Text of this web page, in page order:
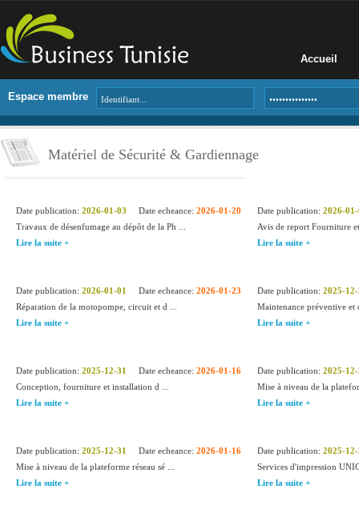
Accueil
Espace membre
Matériel de Sécurité & Gardiennage
Date publication: 2026-01-03 Date echeance: 2026-01-20
Travaux de désenfumage au dépôt de la Ph ...
Lire la suite +
Date publication: 2026-
Avis de report Fourniture
Lire la suite +
Date publication: 2026-01-01 Date echeance: 2026-01-23
Réparation de la motopompe, circuit et d ...
Lire la suite +
Date publication: 2025-
Maintenance préventive et
Lire la suite +
Date publication: 2025-12-31 Date echeance: 2026-01-16
Conception, fourniture et installation d ...
Lire la suite +
Date publication: 2025-
Mise à niveau de la
Lire la suite +
Date publication: 2025-12-31 Date echeance: 2026-01-16
Mise à niveau de la plateforme réseau sé ...
Lire la suite +
Date publication: 2025-
Services d'impression
Lire la suite +